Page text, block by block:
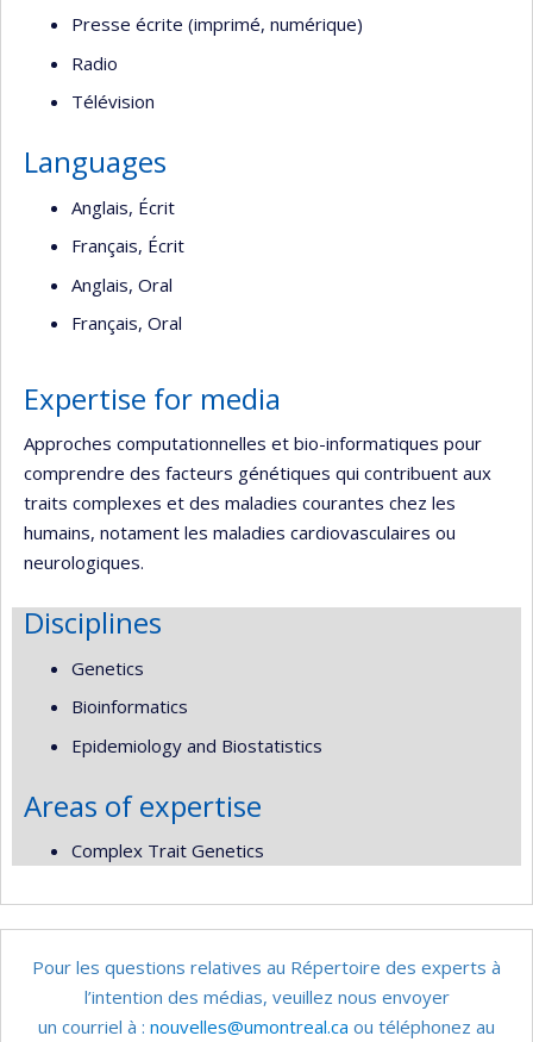
Presse écrite (imprimé, numérique)
Radio
Télévision
Languages
Anglais, Écrit
Français, Écrit
Anglais, Oral
Français, Oral
Expertise for media
Approches computationnelles et bio-informatiques pour
comprendre des facteurs génétiques qui contribuent aux
traits complexes et des maladies courantes chez les
humains, notament les maladies cardiovasculaires ou
neurologiques.
Disciplines
Genetics
Bioinformatics
Epidemiology and Biostatistics
Areas of expertise
Complex Trait Genetics
Pour les questions relatives au Répertoire des experts à
l’intention des médias, veuillez nous envoyer
un courriel à : nouvelles@umontreal.ca ou téléphonez au